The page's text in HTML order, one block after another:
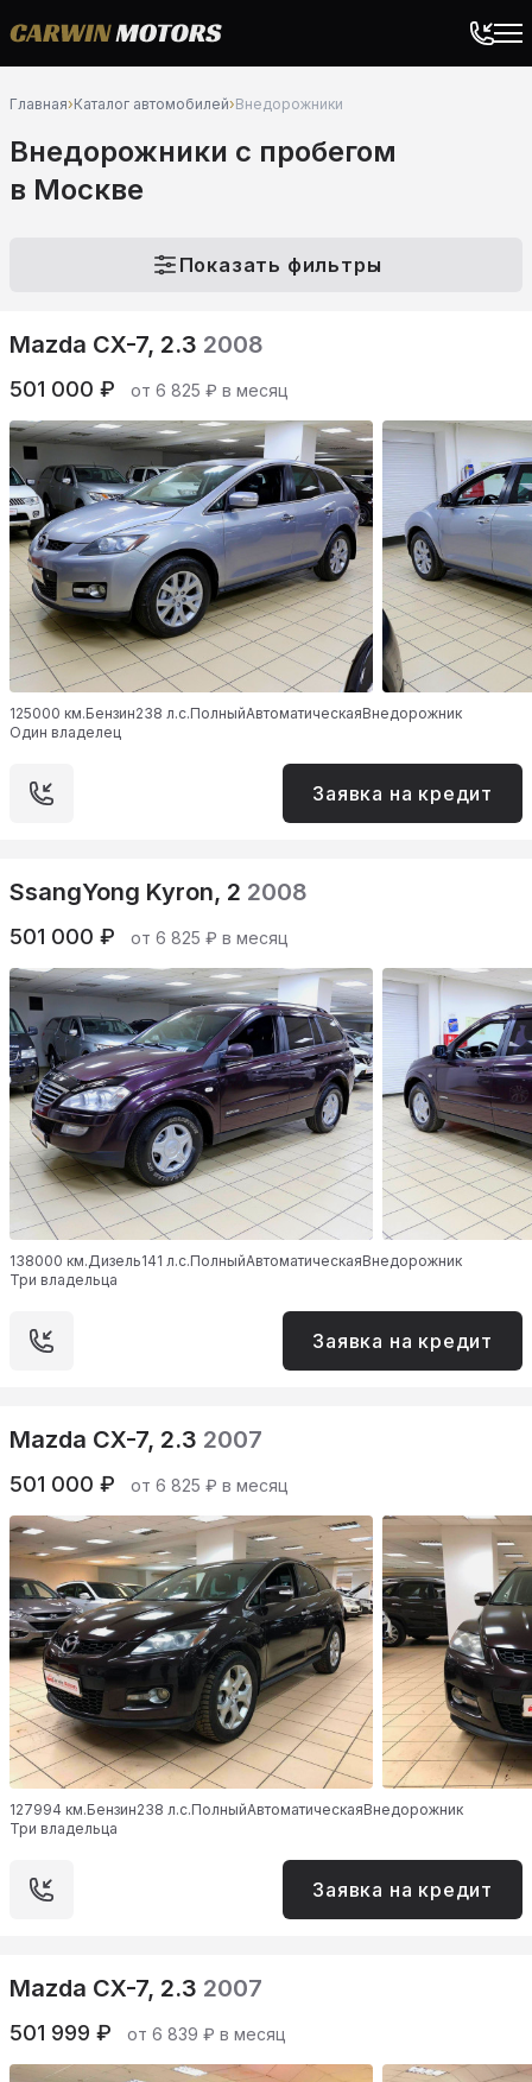
Главная›Каталог автомобилей›Внедорожники
Внедорожники c пробегом
в Москве
Показать фильтры
Mazda CX-7, 2.3 2008
501 000 ₽ от 6 825 ₽ в месяц
125000 км.Бензин238 л.с.ПолныйАвтоматическаяВнедорожник
Один владелец
Заявка на кредит
SsangYong Kyron, 2 2008
501 000 ₽ от 6 825 ₽ в месяц
138000 км.Дизель141 л.с.ПолныйАвтоматическаяВнедорожник
Три владельца
Заявка на кредит
Mazda CX-7, 2.3 2007
501 000 ₽ от 6 825 ₽ в месяц
127994 км.Бензин238 л.с.ПолныйАвтоматическаяВнедорожник
Три владельца
Заявка на кредит
Mazda CX-7, 2.3 2007
501 999 ₽ от 6 839 ₽ в месяц